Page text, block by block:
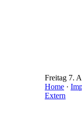
Freitag 7.
Home ·
Extern